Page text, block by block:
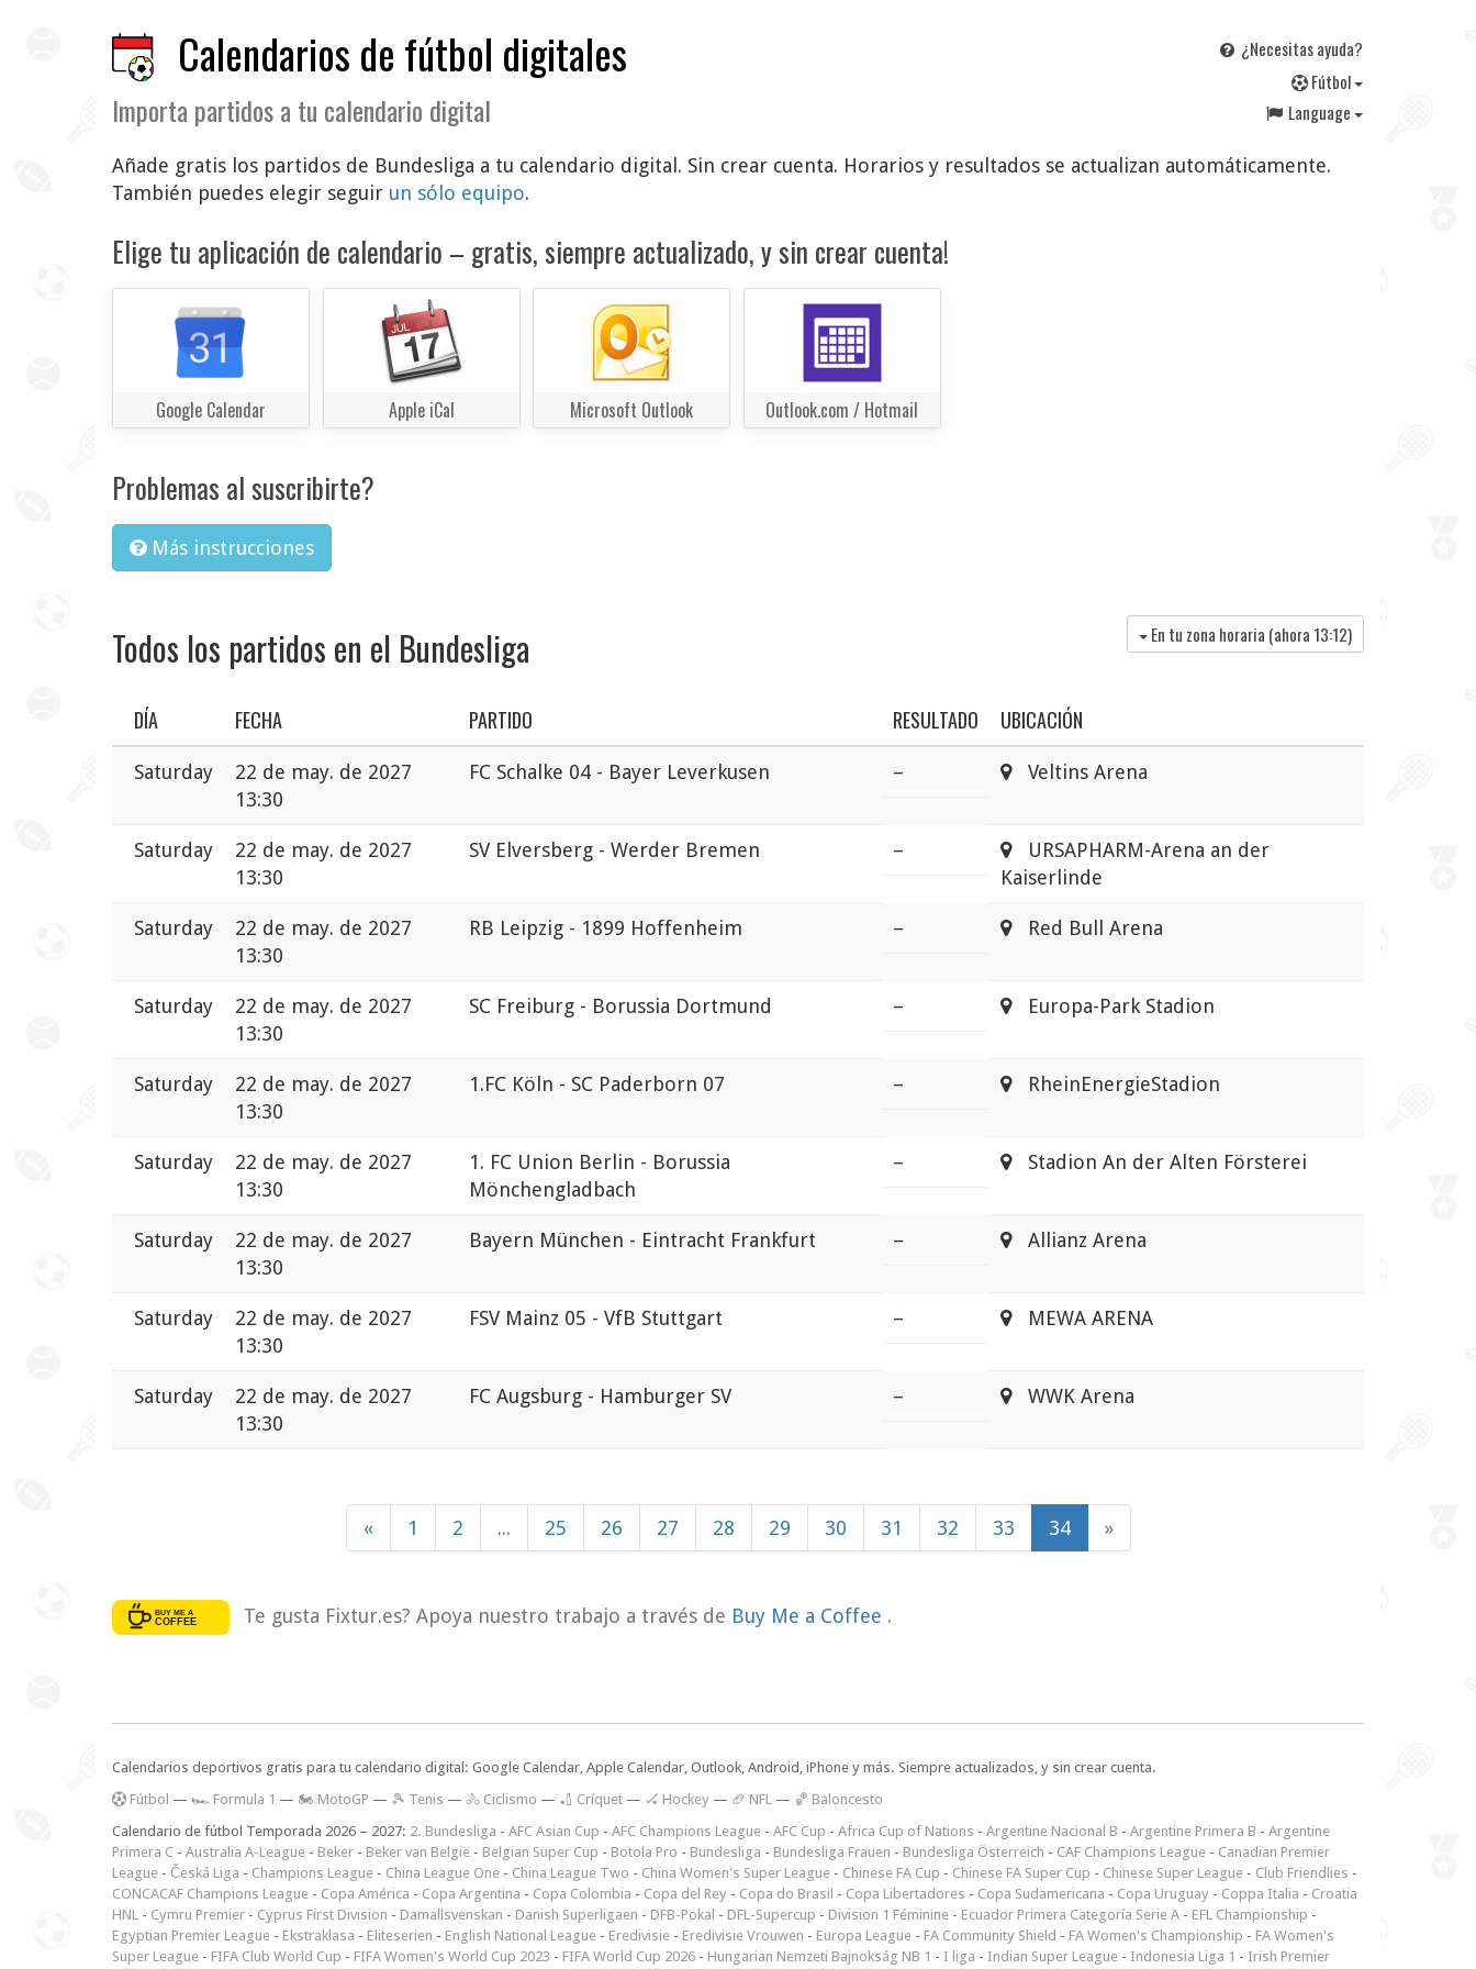
Calendarios de fútbol digitales
Importa partidos a tu calendario digital
¿Necesitas ayuda?
Fútbol
Language
Añade gratis los partidos de Bundesliga a tu calendario digital. Sin crear cuenta. Horarios y resultados se actualizan automáticamente.
También puedes elegir seguir un sólo equipo.
Elige tu aplicación de calendario – gratis, siempre actualizado, y sin crear cuenta!
Google Calendar Apple iCal Microsoft Outlook Outlook.com / Hotmail
Problemas al suscribirte?
Más instrucciones
Todos los partidos en el Bundesliga En tu zona horaria (ahora 13:12)
DÍA FECHA PARTIDO RESULTADO UBICACIÓN
Saturday
22 de may. de 2027
13:30
FC Schalke 04 - Bayer Leverkusen – Veltins Arena
Saturday
22 de may. de 2027
13:30
SV Elversberg - Werder Bremen –
URSAPHARM-Arena an der
Kaiserlinde
Saturday
22 de may. de 2027
13:30
RB Leipzig - 1899 Hoffenheim – Red Bull Arena
Saturday
22 de may. de 2027
13:30
SC Freiburg - Borussia Dortmund – Europa-Park Stadion
Saturday
22 de may. de 2027
13:30
1.FC Köln - SC Paderborn 07 – RheinEnergieStadion
Saturday
22 de may. de 2027
13:30
1. FC Union Berlin - Borussia
Mönchengladbach
– Stadion An der Alten Försterei
Saturday
22 de may. de 2027
13:30
Bayern München - Eintracht Frankfurt – Allianz Arena
Saturday
22 de may. de 2027
13:30
FSV Mainz 05 - VfB Stuttgart – MEWA ARENA
Saturday
22 de may. de 2027
13:30
FC Augsburg - Hamburger SV – WWK Arena
« 1 2 ... 25 26 27 28 29 30 31 32 33 34 »
Te gusta Fixtur.es? Apoya nuestro trabajo a través de Buy Me a Coffee .
Calendarios deportivos gratis para tu calendario digital: Google Calendar, Apple Calendar, Outlook, Android, iPhone y más. Siempre actualizados, y sin crear cuenta.
Fútbol — 🏎️ Formula 1 — 🏍 MotoGP — 🎾 Tenis — 🚴 Ciclismo — 🏏 Críquet — 🏑 Hockey — 🏈 NFL — 🏀 Baloncesto
Calendario de fútbol Temporada 2026 – 2027: 2. Bundesliga - AFC Asian Cup - AFC Champions League - AFC Cup - Africa Cup of Nations - Argentine Nacional B - Argentine Primera B - Argentine
Primera C - Australia A-League - Beker - Beker van België - Belgian Super Cup - Botola Pro - Bundesliga - Bundesliga Frauen - Bundesliga Österreich - CAF Champions League - Canadian Premier
League - Česká Liga - Champions League - China League One - China League Two - China Women's Super League - Chinese FA Cup - Chinese FA Super Cup - Chinese Super League - Club Friendlies -
CONCACAF Champions League - Copa América - Copa Argentina - Copa Colombia - Copa del Rey - Copa do Brasil - Copa Libertadores - Copa Sudamericana - Copa Uruguay - Coppa Italia - Croatia
HNL - Cymru Premier - Cyprus First Division - Damallsvenskan - Danish Superligaen - DFB-Pokal - DFL-Supercup - Division 1 Féminine - Ecuador Primera Categoría Serie A - EFL Championship -
Egyptian Premier League - Ekstraklasa - Eliteserien - English National League - Eredivisie - Eredivisie Vrouwen - Europa League - FA Community Shield - FA Women's Championship - FA Women's
Super League - FIFA Club World Cup - FIFA Women's World Cup 2023 - FIFA World Cup 2026 - Hungarian Nemzeti Bajnokság NB 1 - I liga - Indian Super League - Indonesia Liga 1 - Irish Premier